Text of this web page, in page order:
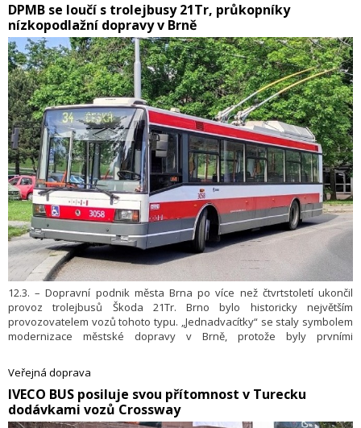
​DPMB se loučí s trolejbusy 21Tr, průkopníky
nízkopodlažní dopravy v Brně
12.3. – Dopravní podnik města Brna po více než čtvrtstoletí ukončil
provoz trolejbusů Škoda 21Tr. Brno bylo historicky největším
provozovatelem vozů tohoto typu. „Jednadvacítky“ se staly symbolem
modernizace městské dopravy v Brně, protože byly prvními
rozlučkových jízd, které se uskuteční v sobotu 15. března 2025,“ řekl
Miloš Havránek, generální ředitel Dopravního podniku města Brna.
Veřejná doprava
​IVECO BUS posiluje svou přítomnost v Turecku
dodávkami vozů Crossway